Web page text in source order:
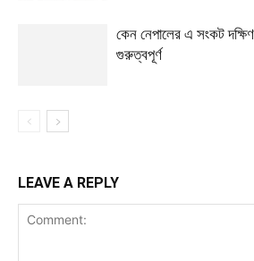
কেন নেপালের এ সংকট
গুরুত্বপূর্ণ
LEAVE A REPLY